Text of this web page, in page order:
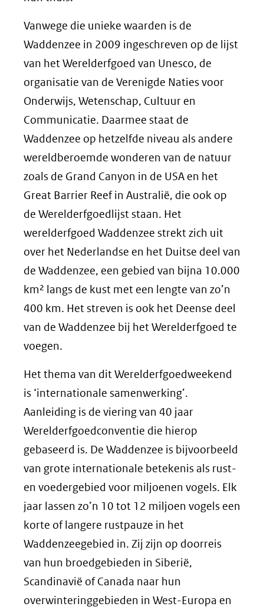
Vanwege die unieke waarden is de
Waddenzee in 2009 ingeschreven op de lijst
van het Werelderfgoed van Unesco, de
organisatie van de Verenigde Naties voor
Onderwijs, Wetenschap, Cultuur en
Communicatie. Daarmee staat de
Waddenzee op hetzelfde niveau als andere
wereldberoemde wonderen van de natuur
zoals de Grand Canyon in de USA en het
Great Barrier Reef in Australië, die ook op
de Werelderfgoedlijst staan. Het
werelderfgoed Waddenzee strekt zich uit
over het Nederlandse en het Duitse deel van
de Waddenzee, een gebied van bijna 10.000
km² langs de kust met een lengte van zo’n
400 km. Het streven is ook het Deense deel
van de Waddenzee bij het Werelderfgoed te
voegen.
Het thema van dit Werelderfgoedweekend
is ‘internationale samenwerking’.
Aanleiding is de viering van 40 jaar
Werelderfgoedconventie die hierop
gebaseerd is. De Waddenzee is bijvoorbeeld
van grote internationale betekenis als rust-
en voedergebied voor miljoenen vogels. Elk
jaar lassen zo’n 10 tot 12 miljoen vogels een
korte of langere rustpauze in het
Waddenzeegebied in. Zij zijn op doorreis
van hun broedgebieden in Siberië,
Scandinavië of Canada naar hun
overwinteringgebieden in West-Europa en